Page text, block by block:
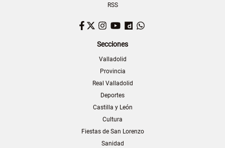
RSS
Facebook
TwitterInstagram
YouTubeDailymotion
Secciones
Valladolid
Provincia
Real Valladolid
Deportes
Castilla y León
Cultura
Fiestas de San Lorenzo
Sanidad